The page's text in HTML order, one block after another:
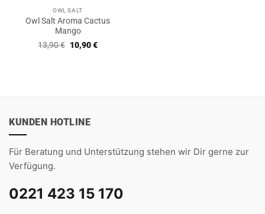
OWL SALT
Owl Salt Aroma Cactus
Mango
13,90€ Ursprünglicher
Preis
10,90€Aktueller
KUNDEN HOTLINE
Für Beratung und Unterstützung stehen wir Dir gerne zur
Verfügung.
0221 423 15 170